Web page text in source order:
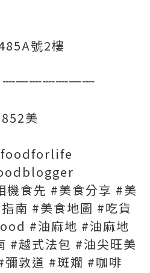
號2樓
┈┈┈┈┈┈┈
美
食先 #美食分享 #美
南 #美食地圖 #吃貨
#油麻地 #油麻地
#越式法包 #油尖旺美
敦道 #斑斕 #咖啡